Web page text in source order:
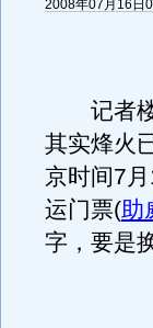
2008年07月16日
记者楼
其实烽火
京时间7
运门票(助
字，要是